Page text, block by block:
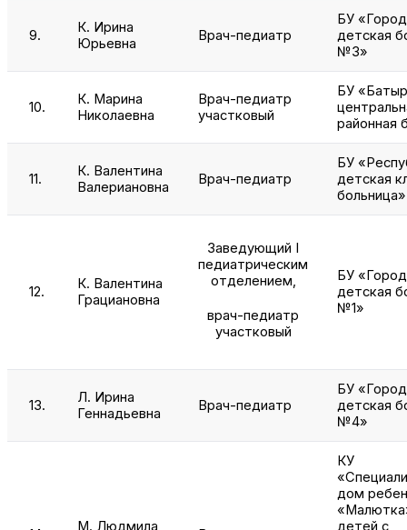
9.
К. Ирина
Юрьевна
Врач-педиатр
БУ
детская
№3»
10.
К. Марина
Николаевна
Врач-педиатр
участковый
БУ
районная
11.
К. Валентина
Валериановна
Врач-педиатр
БУ
детская
больница»
12.
К. Валентина
Грациановна
Заведующий I
педиатрическим
отделением,
врач-педиатр
участковый
БУ
детская
№1»
13.
Л. Ирина
Геннадьевна
Врач-педиатр
БУ
детская
№4»
М. Людмила
КУ
дом
детей с